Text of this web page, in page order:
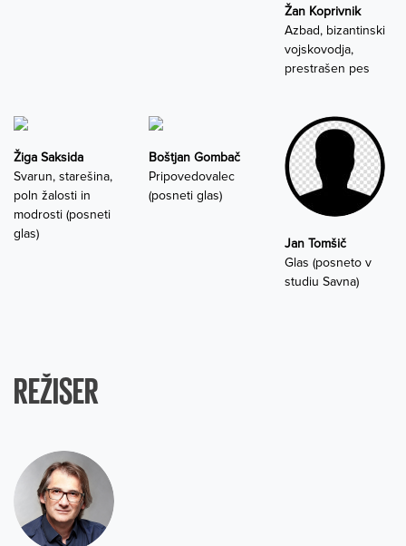
Žan Koprivnik
Azbad, bizantinski
vojskovodja,
prestrašen pes
Žiga Saksida
Svarun, starešina,
poln žalosti in
modrosti (posneti
glas)
Boštjan Gombač
Pripovedovalec
(posneti glas)
Jan Tomšič
Glas (posneto v
studiu Savna)
REŽISER